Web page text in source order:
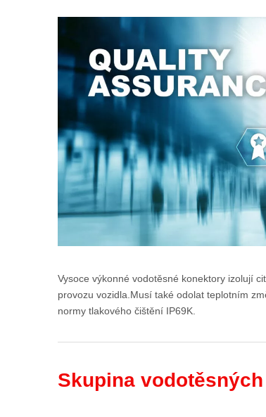
Vysoce výkonné vodotěsné konektory izolují
provozu vozidla.Musí také odolat teplotním
normy tlakového čištění IP69K.
Skupina vodotěsných